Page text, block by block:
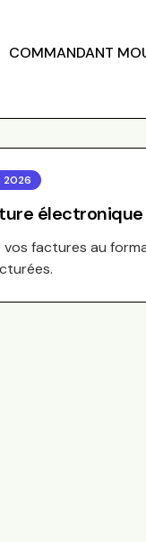
COMMANDANT
2026
vos factures au